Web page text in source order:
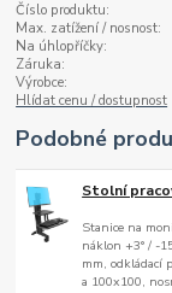
Číslo produktu:
Max. zatížení / nosnost:
Na úhlopříčky:
Záruka:
Výrobce:
Hlídat cenu / dostupnost
Podobné
Stolní
Stanice na
náklon +3° / -
mm, odkládací
a 100x100,